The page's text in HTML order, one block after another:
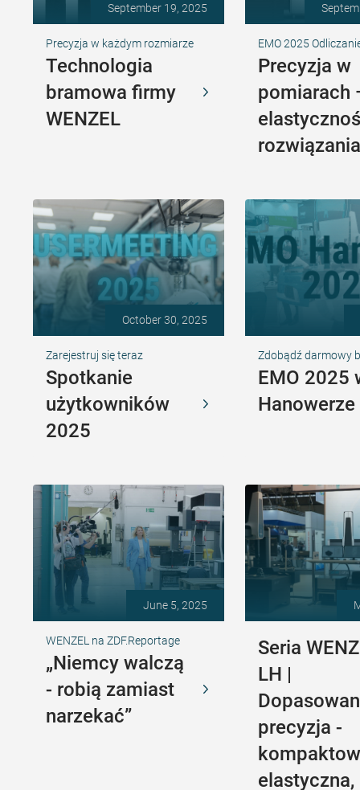
September 19, 2025
Precyzja w każdym rozmiarze
Technologia
bramowa firmy
WENZEL
EMO 2025
Precyzja w
pomiarach
October 30, 2025
Zarejestruj się teraz
Spotkanie
użytkowników
2025
Zdobądź darmowy
EMO 2025
Hanowerze
June 5, 2025
WENZEL na ZDF.Reportage
„Niemcy walczą
- robią zamiast
narzekać”
Seria
LH |
precyzja -
elastyczna,